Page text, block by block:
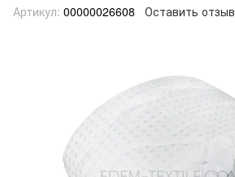
Артикул: 00000026608 Оставить отзыв